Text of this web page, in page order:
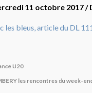
11 octobre 2017
U20
les rencontres du week-